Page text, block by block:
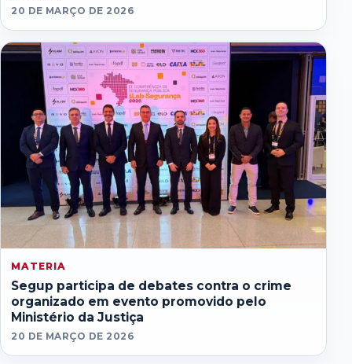
20 DE MARÇO DE 2026
MATERIA
Segup participa de debates contra o crime
organizado em evento promovido pelo
Ministério da Justiça
20 DE MARÇO DE 2026